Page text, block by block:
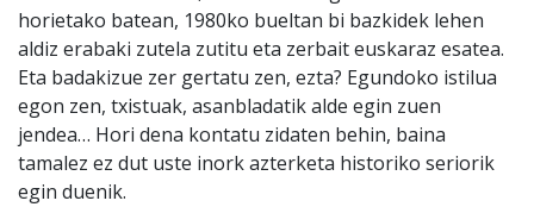
horietako batean, 1980ko bueltan bi bazkidek lehen
aldiz erabaki zutela zutitu eta zerbait euskaraz esatea.
Eta badakizue zer gertatu zen, ezta? Egundoko istilua
egon zen, txistuak, asanbladatik alde egin zuen
jendea… Hori dena kontatu zidaten behin, baina
tamalez ez dut uste inork azterketa historiko seriorik
egin duenik.